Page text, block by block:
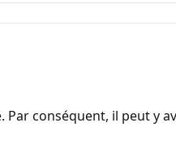
conséquent, il peut y